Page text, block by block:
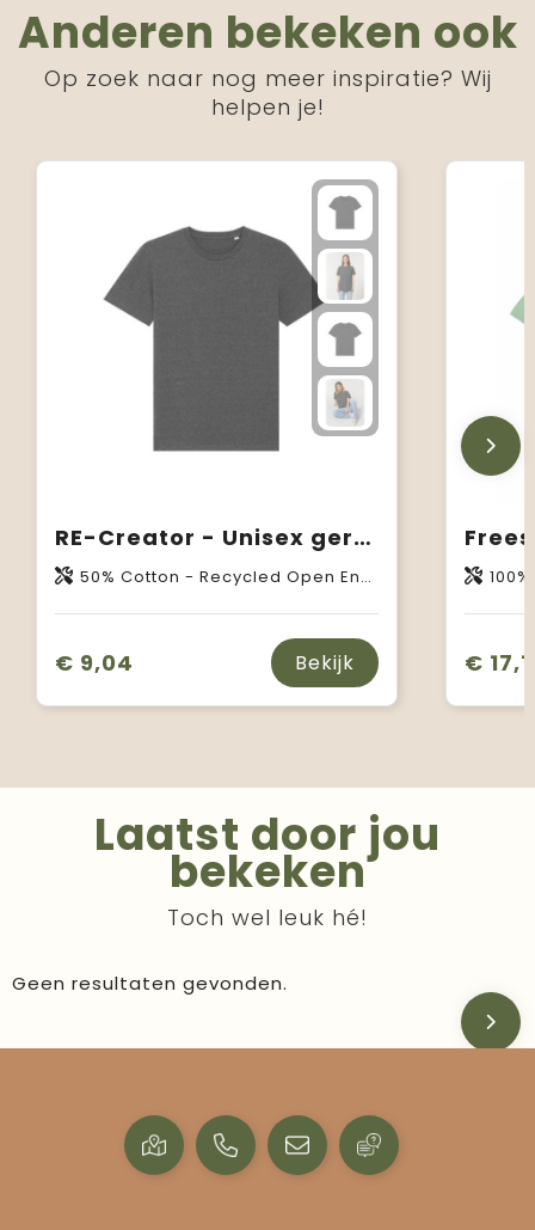
Anderen bekeken ook
Op zoek naar nog meer inspiratie? Wij
helpen je!
RE-Creator - Unisex gereycleerde T-shirt
50% Cotton - Recycled Open End, 50% Cotton - Organic Raw Open End
€ 9,04 Bekijk
100%
€
Laatst door jou
bekeken
Toch wel leuk hé!
Geen resultaten gevonden.